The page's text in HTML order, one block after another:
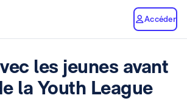
Accéder
les jeunes avant
la Youth League